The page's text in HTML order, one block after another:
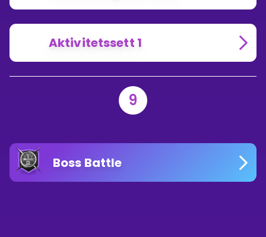
Aktivitetssett 1
9
Boss Battle